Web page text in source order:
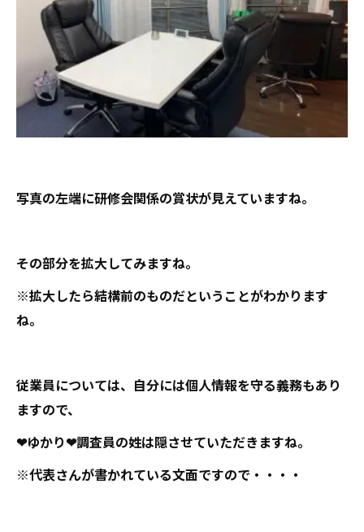
写真の左端に研修会関係の賞状が見えていますね。
その部分を拡大してみますね。
※拡大したら結構前のものだということがわかります
ね。
従業員については、自分には個人情報を守る義務もあり
ますので、
❤ゆかり❤調査員の姓は隠させていただきますね。
※代表さんが書かれている文面ですので・・・・